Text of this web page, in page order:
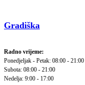
Gradiška
Radno vrijeme:
Ponedjeljak - Petak: 08:00 - 21:00
Subota: 08:00 - 21:00
Nedelja: 9:00 - 17:00